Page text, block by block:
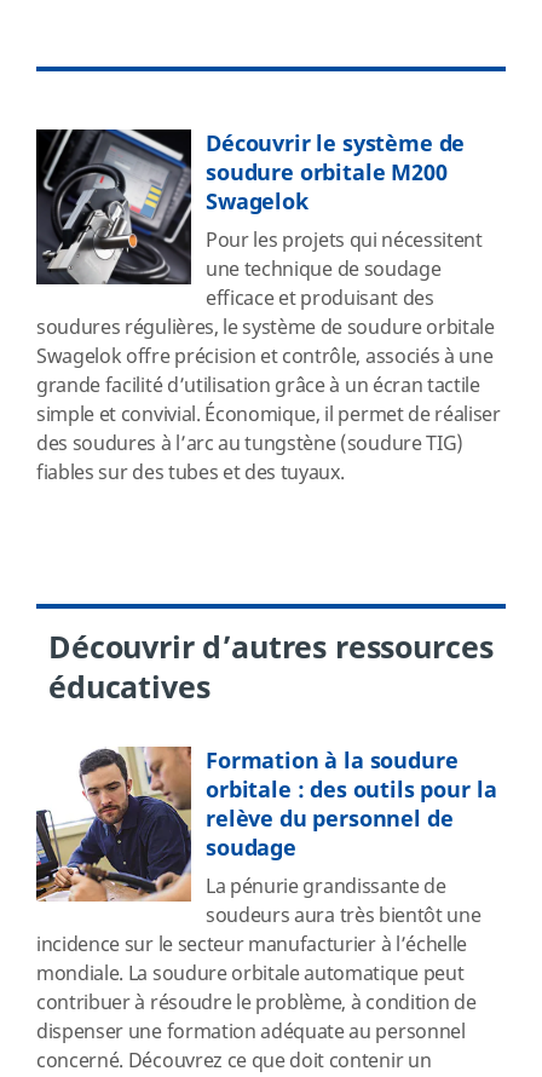
Découvrir le système de
soudure orbitale M200
Swagelok
Pour les projets qui nécessitent
une technique de soudage
efficace et produisant des
soudures régulières, le système de soudure orbitale
Swagelok offre précision et contrôle, associés à une
grande facilité d’utilisation grâce à un écran tactile
simple et convivial. Économique, il permet de réaliser
des soudures à l’arc au tungstène (soudure TIG)
fiables sur des tubes et des tuyaux.
Découvrir d’autres ressources
éducatives
Formation à la soudure
orbitale : des outils pour la
relève du personnel de
soudage
La pénurie grandissante de
soudeurs aura très bientôt une
incidence sur le secteur manufacturier à l’échelle
mondiale. La soudure orbitale automatique peut
contribuer à résoudre le problème, à condition de
dispenser une formation adéquate au personnel
concerné. Découvrez ce que doit contenir un